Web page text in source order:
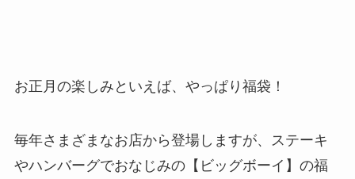
お正月の楽しみといえば、やっぱり福袋！
毎年さまざまなお店から登場しますが、ステーキ
やハンバーグでおなじみの【ビッグボーイ】の福